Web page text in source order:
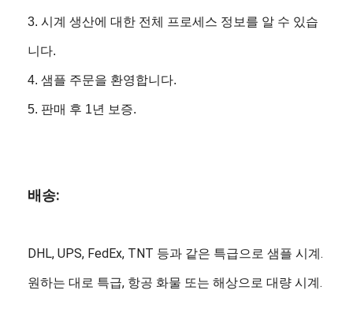
3. 시계 생산에 대한 전체 프로세스 정보를 알 수 있습
니다.
4. 샘플 주문을 환영합니다.
5. 판매 후 1년 보증.
배송:
DHL, UPS, FedEx, TNT 등과 같은 특급으로 샘플 시계.
원하는 대로 특급, 항공 화물 또는 해상으로 대량 시계.